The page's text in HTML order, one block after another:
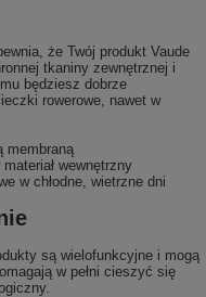
że Twój produkt Vaude
tkaniny zewnętrznej i
będziesz dobrze
rowerowe, nawet w
membraną
wewnętrzny
w chłodne, wietrzne dni
są wielofunkcyjne i mogą
w pełni cieszyć się